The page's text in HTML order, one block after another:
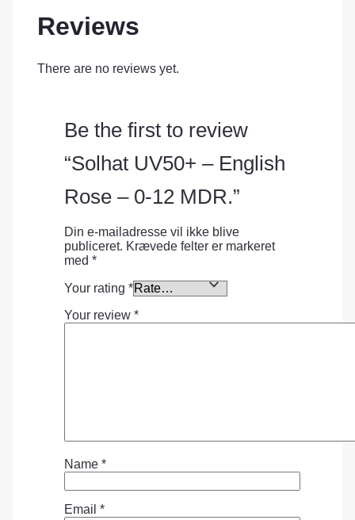
Reviews
There are no reviews yet.
Be the first to review
“Solhat UV50+ – English
Rose – 0-12 MDR.”
Din e-mailadresse vil ikke blive
publiceret. Krævede felter er markeret
med *
Your rating *
Your review *
Name *
Email *